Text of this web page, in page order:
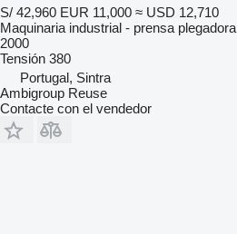
S/ 42,960 EUR 11,000 ≈ USD 12,710
Maquinaria industrial - prensa plegadora
2000
Tensión 380
Portugal, Sintra
Ambigroup Reuse
Contacte con el vendedor